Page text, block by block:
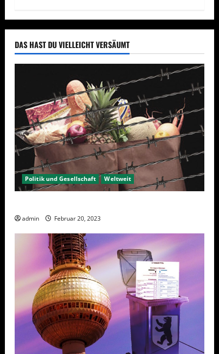
DAS HAST DU VIELLEICHT VERSÄUMT
Politik und Gesellschaft Weltweit
admin Februar 20, 2023